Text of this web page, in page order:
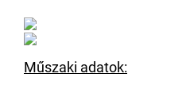
Műszaki adatok: